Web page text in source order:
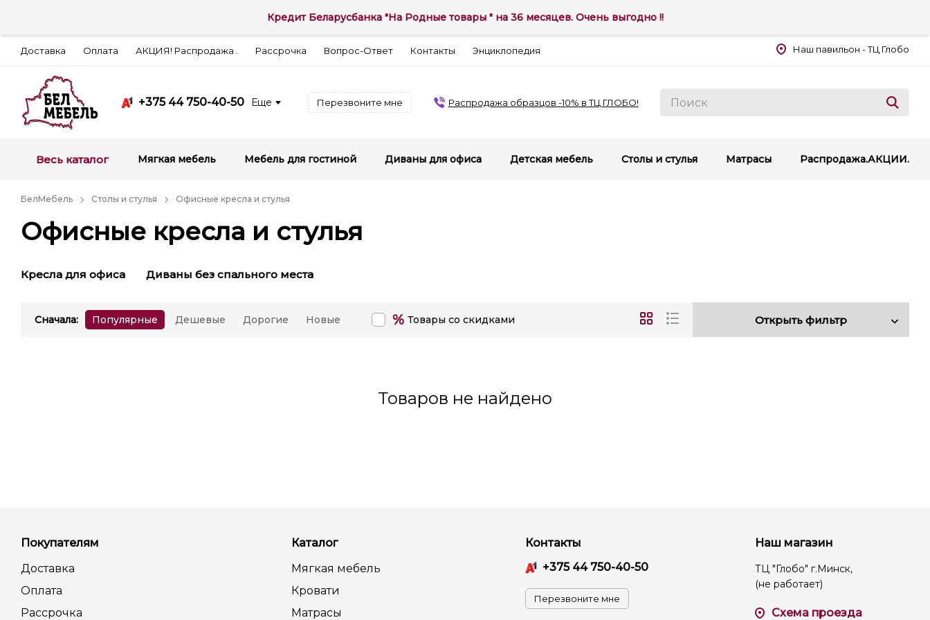
Доставка Оплата АКЦИЯ! Распродажа . Рассрочка Вопрос-Ответ Контакты Энциклопедия Наш павильон - ТЦ Глобо
+375 44 750-40-50 Еще Перезвоните мне Распродажа образцов -10% в ТЦ ГЛОБО!
Весь каталог Мягкая мебель Мебель для гостиной Диваны для офиса Детская мебель Столы и стулья Матрасы Распродажа.АКЦИИ.
БелМебель Столы и стулья Офисные кресла и стулья
Офисные кресла и стулья
Кресла для офиса Диваны без спального места
Сначала: Популярные Дешевые Дорогие Новые % Товары со скидками Открыть фильтр
Товаров не найдено
Покупателям
Доставка
Оплата
Рассрочка
Каталог
Мягкая мебель
Кровати
Матрасы
Контакты
+375 44 750-40-50
Перезвоните мне
Наш магазин
ТЦ "Глобо" г.Минск,
(не работает)
Схема проезда
Кредит Беларусбанка "На Родные товары " на 36 месяцев. Очень выгодно !!